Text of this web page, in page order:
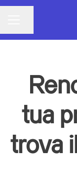
Condividi la
tua
trova